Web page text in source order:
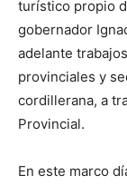
turístico propio
gobernador
adelante
provinciales y
cordillerana, a
Provincial.
En este marco